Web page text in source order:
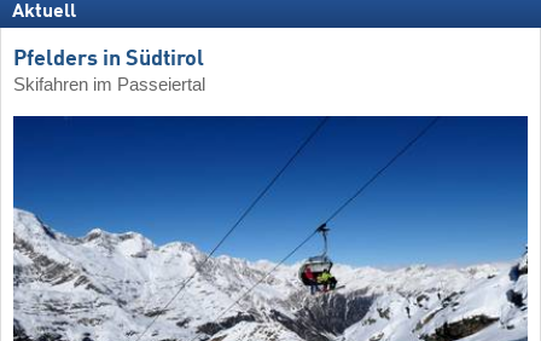
Aktuell
Pfelders in Südtirol
Skifahren im Passeiertal